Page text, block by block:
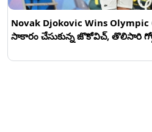
Novak Djokovic Wins Olympic
సాకారం చేసుకున్న జొకోవిచ్, తొలిసారి